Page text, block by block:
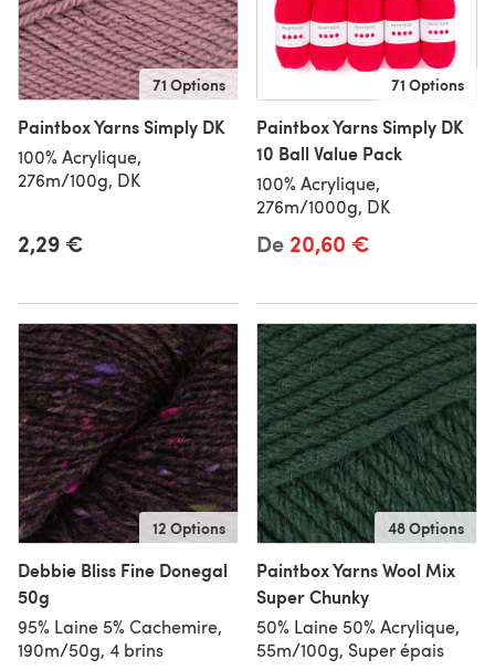
71 Options
Paintbox Yarns Simply DK
100% Acrylique,
276m/100g, DK
2,29 €
71 Options
Paintbox Yarns Simply DK
10 Ball Value Pack
100% Acrylique,
276m/1000g, DK
De 20,60 €
12 Options
Debbie Bliss Fine Donegal
50g
95% Laine 5% Cachemire,
190m/50g, 4 brins
48 Options
Paintbox Yarns Wool Mix
Super Chunky
50% Laine 50% Acrylique,
55m/100g, Super épais